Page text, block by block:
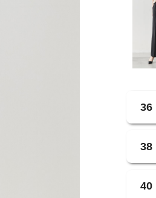
36
38
40